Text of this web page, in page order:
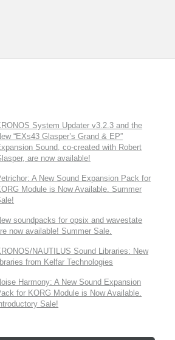
System Updater v3.2.3 and the
“EXs43 Glasper’s Grand & EP”
Sound, co-created with Robert
are now available!
A New Sound Expansion Pack for
Module is Now Available. Summer
soundpacks for opsix and wavestate
now available! Summer Sale.
NAUTILUS Sound Libraries: New
from Kelfar Technologies
Harmony: A New Sound Expansion
for KORG Module is Now Available.
Sale!